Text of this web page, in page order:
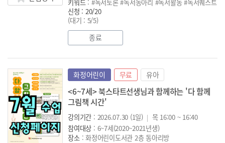
키워드 : #독서토론 #독서동아리 #독서활동 #독서퀘스트
신청 : 20/20
(대기 : 5/5)
종료
화정어린이 무료 유아
<6~7세> 북스타트선생님과 함께하는 '다 함께
그림책 시간'
강의기간 : 2026.07.30 (1일)
목 16:00 ~ 16:40
참여대상 : 6~7세(2020~2021년생)
장소 : 화정어린이도서관 2층 동아리방